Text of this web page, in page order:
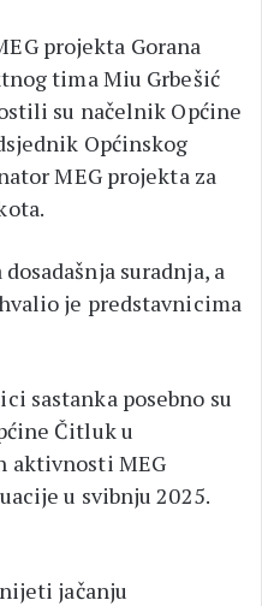
projekta Gorana
tima Miu Grbešić
su načelnik Općine
Općinskog
MEG projekta za
suradnja, a
je predstavnicima
sastanka posebno su
Čitluk u
MEG
u svibnju 2025.
jačanju